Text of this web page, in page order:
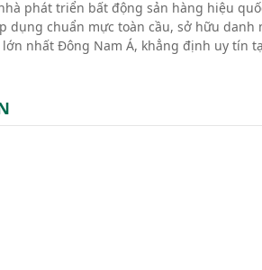
phát triển bất động sản hàng hiệu
dụng chuẩn mực toàn cầu, sở hữu danh
lớn nhất Đông Nam Á, khẳng định uy tín